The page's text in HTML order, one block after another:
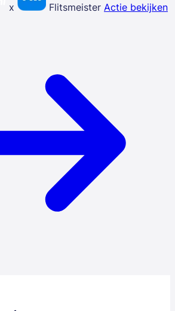
x Flitsmeister Actie bekijken